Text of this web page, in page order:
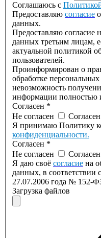
Соглашаюсь с
Предоставляю согласие
данных.
Предоставляю согласие
данных третьим лицам,
актуальной политикой
пользователей.
Проинформирован о
обработке
невозможность
информации полностью
Согласен *
Не согласен
Согласен
Я принимаю Политику
конфиденциальности.
Согласен *
Не согласен
Согласен
Я даю своё согласие на
данных, в соответствии
27.07.2006 года № 152-
Загрузка файлов